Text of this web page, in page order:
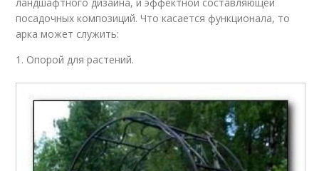
посадочных композиций. Что касается функционала, то
арка может служить:
1. Опорой для растений.